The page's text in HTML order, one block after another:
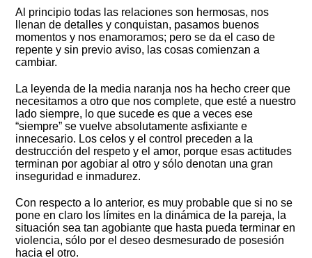
Al principio todas las relaciones son hermosas, nos
llenan de detalles y conquistan, pasamos buenos
momentos y nos enamoramos; pero se da el caso de
repente y sin previo aviso, las cosas comienzan a
cambiar.
La leyenda de la media naranja nos ha hecho creer que
necesitamos a otro que nos complete, que esté a nuestro
lado siempre, lo que sucede es que a veces ese
“siempre” se vuelve absolutamente asfixiante e
innecesario. Los celos y el control preceden a la
destrucción del respeto y el amor, porque esas actitudes
terminan por agobiar al otro y sólo denotan una gran
inseguridad e inmadurez.
Con respecto a lo anterior, es muy probable que si no se
pone en claro los límites en la dinámica de la pareja, la
situación sea tan agobiante que hasta pueda terminar en
violencia, sólo por el deseo desmesurado de posesión
hacia el otro.